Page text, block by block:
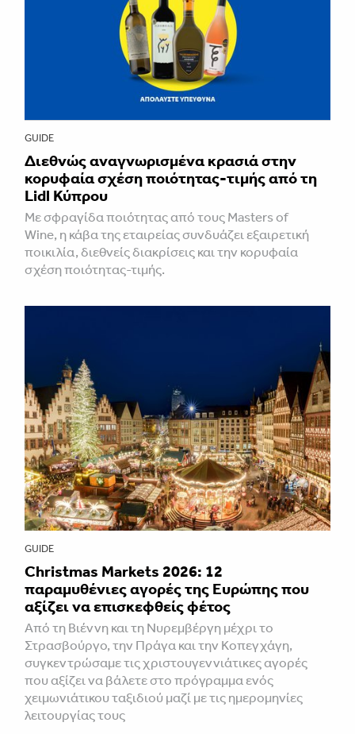
GUIDE
Διεθνώς αναγνωρισμένα κρασιά στην
κορυφαία σχέση ποιότητας-τιμής από τη
Lidl Κύπρου
Με σφραγίδα ποιότητας από τους Masters of
Wine, η κάβα της εταιρείας συνδυάζει εξαιρετική
ποικιλία, διεθνείς διακρίσεις και την κορυφαία
σχέση ποιότητας-τιμής.
GUIDE
Christmas Markets 2026: 12
παραμυθένιες αγορές της Ευρώπης που
αξίζει να επισκεφθείς φέτος
Από τη Βιέννη και τη Νυρεμβέργη μέχρι το
Στρασβούργο, την Πράγα και την Κοπεγχάγη,
συγκεντρώσαμε τις χριστουγεννιάτικες αγορές
που αξίζει να βάλετε στο πρόγραμμα ενός
χειμωνιάτικου ταξιδιού μαζί με τις ημερομηνίες
λειτουργίας τους